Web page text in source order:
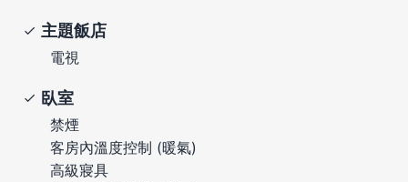
主題飯店
電視
臥室
禁煙
客房內溫度控制 (暖氣)
高級寢具